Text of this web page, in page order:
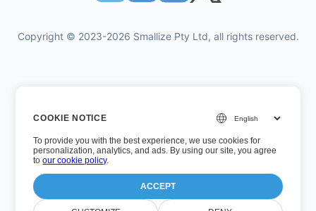
Copyright © 2023-2026 Smallize Pty Ltd, all rights reserved.
Πολιτική Απορρήτου
Οροι χρήσης
Εκτελεστική πρόσβαση
COOKIE NOTICE
To provide you with the best experience, we use cookies for
personalization, analytics, and ads. By using our site, you agree
toour cookie policy.
ACCEPT